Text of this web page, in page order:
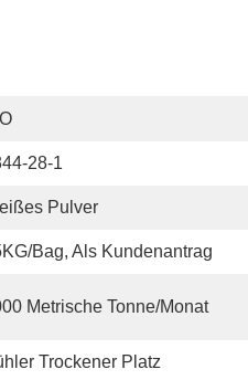
28-1
Pulver
bag, Als Kundenantrag
Metrische Tonne/Monat
Trockener Platz